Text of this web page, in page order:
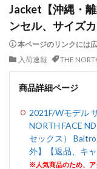
Jacket【沖縄・
ンセル、サイズ
本ページのリンクには
入荷速報
THE
商品詳細ページ
2021F/Wモデル
NORTH FACE
セックス）
外】【返品、キ
※人気商品のため、ア